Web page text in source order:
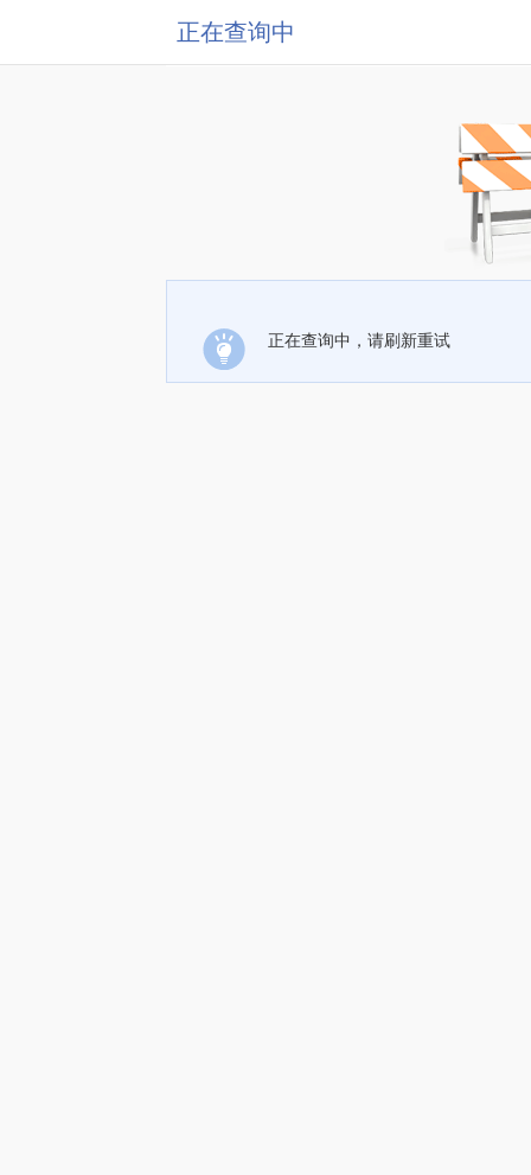
正在查询中
正在查询中，请刷新重试